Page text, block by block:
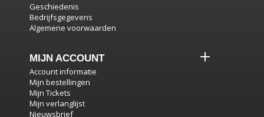
Geschiedenis
Bedrijfsgegevens
Algemene voorwaarden
MIJN ACCOUNT
Account informatie
Mijn bestellingen
Mijn Tickets
Mijn verlanglijst
Nieuwsbrief